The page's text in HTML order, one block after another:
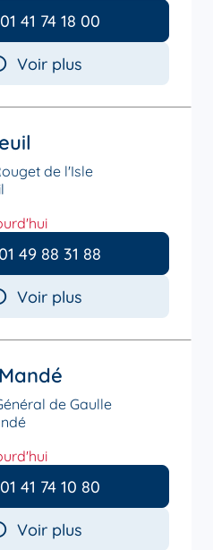
01 41 74 18 00
Voir plus
de l'Isle
01 49 88 31 88
Voir plus
de Gaulle
01 41 74 10 80
Voir plus